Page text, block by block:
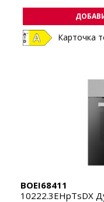
Карточка
BOEI68411
10222.3EHpTsDX